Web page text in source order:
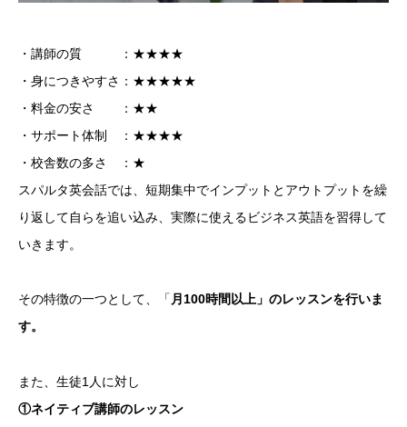
・講師の質 ：★★★★
・身につきやすさ：★★★★★
・料金の安さ ：★★
・サポート体制 ：★★★★
・校舎数の多さ ：★
スパルタ英会話では、短期集中でインプットとアウトプットを繰
り返して自らを追い込み、実際に使えるビジネス英語を習得して
いきます。
その特徴の一つとして、「 月100時間以上」のレッスンを行いま
す。
また、生徒1人に対し
①ネイティブ講師のレッスン